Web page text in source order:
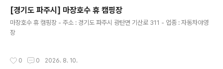
덕분에 조용하고 아늑하게 캠핑을 즐길 수 있다. 캠핑장에
는 데크로 이뤄진 일반 야영장 12면을 배치했다. 사이트 크
기는 가로 3.65m 세로 3.65m 이며, 간격이 넓어 여유롭
게 캠핑을 즐길 수 있다. 화로대는 산불 조심기간을 제외하
지만, 자동차로 10여 분 거리에 슈퍼가 있어 캠핑에 필요한
[경기도 파주시] 마장호수 휴 캠핑장
마장호수 휴 캠핑장 - 주소 : 경기도 파주시 광탄면 기산로 311 - 업종 : 자동차야영
장
0 0 2026. 8. 10.